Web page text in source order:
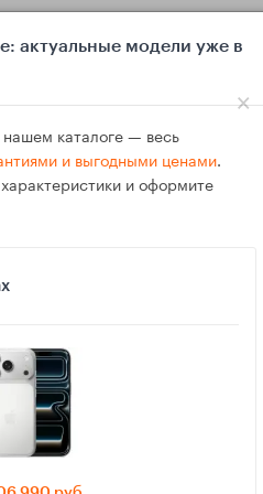
ноутбуки 2027 тянут 3 внешних
3 внешних
для домашнего
актуальные модели уже в
×
каталоге — весь
и выгодными ценами.
и оформите